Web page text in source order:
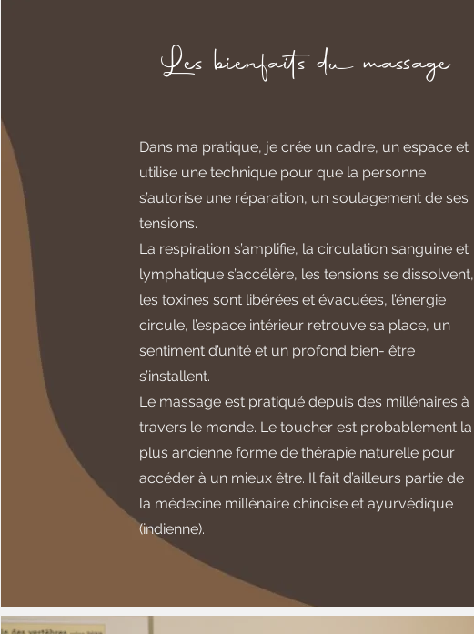
Les bienfaits du massage
Dans ma pratique, je crée un cadre, un espace et
utilise une technique pour que la personne
s’autorise une réparation, un soulagement de ses
tensions.
La respiration s’amplifie, la circulation sanguine et
lymphatique s’accélère, les tensions se dissolvent,
les toxines sont libérées et évacuées, l’énergie
circule, l’espace intérieur retrouve sa place, un
sentiment d’unité et un profond bien- être
s’installent.
Le massage est pratiqué depuis des millénaires à
travers le monde. Le toucher est probablement la
plus ancienne forme de thérapie naturelle pour
accéder à un mieux être. Il fait d’ailleurs partie de
la médecine millénaire chinoise et ayurvédique
(indienne).